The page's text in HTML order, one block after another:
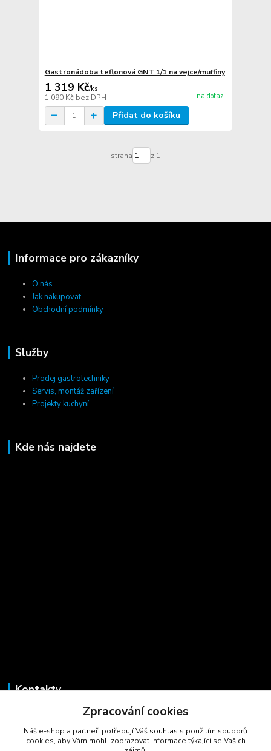
Gastronádoba teflonová GNT 1/1 na vejce/muffiny
1 319 Kč/ks
1 090 Kč bez DPH na dotaz
Přidat do košíku
strana z 1
Informace pro zákazníky
O nás
Jak nakupovat
Obchodní podmínky
Služby
Prodej gastrotechniky
Servis, montáž zařízení
Projekty kuchyní
Kde nás najdete
Kontakty
+420 723 725 881
(Po-Pá, 8-16 hod.)
Zpracování cookies
Náš e-shop a partneři potřebují Váš souhlas s použitím souborů
cookies, aby Vám mohli zobrazovat informace týkající se Vašich